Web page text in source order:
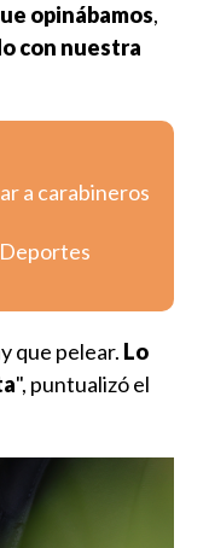
opinábamos,
con nuestra
a carabineros
que pelear. Lo
", puntualizó el